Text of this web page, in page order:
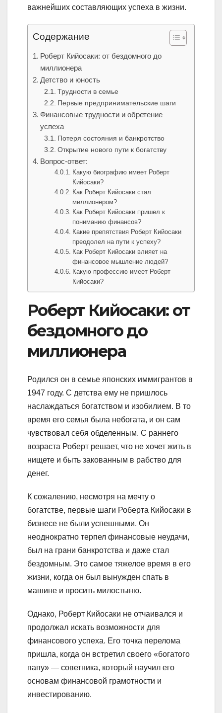
важнейших составляющих успеха в жизни.
Содержание
Роберт Кийосаки: от бездомного до
миллионера
Детство и юность
Трудности в семье
Первые предпринимательские шаги
Финансовые трудности и обретение
успеха
Потеря состояния и банкротство
Открытие нового пути к богатству
Вопрос-ответ:
Какую биографию имеет Роберт
Кийосаки?
Как Роберт Кийосаки стал
миллионером?
Как Роберт Кийосаки пришел к
пониманию финансов?
Какие препятствия Роберт Кийосаки
преодолел на пути к успеху?
Как Роберт Кийосаки влияет на
финансовое мышление людей?
Какую профессию имеет Роберт
Кийосаки?
Роберт Кийосаки: от
бездомного до
миллионера
Родился он в семье японских иммигрантов в
1947 году. С детства ему не пришлось
наслаждаться богатством и изобилием. В то
время его семья была небогата, и он сам
чувствовал себя обделенным. С раннего
возраста Роберт решает, что не хочет жить в
нищете и быть закованным в рабство для
денег.
К сожалению, несмотря на мечту о
богатстве, первые шаги Роберта Кийосаки в
бизнесе не были успешными. Он
неоднократно терпел финансовые неудачи,
был на грани банкротства и даже стал
бездомным. Это самое тяжелое время в его
жизни, когда он был вынужден спать в
машине и просить милостыню.
Однако, Роберт Кийосаки не отчаивался и
продолжал искать возможности для
финансового успеха. Его точка перелома
пришла, когда он встретил своего «богатого
папу» — советника, который научил его
основам финансовой грамотности и
инвестированию.